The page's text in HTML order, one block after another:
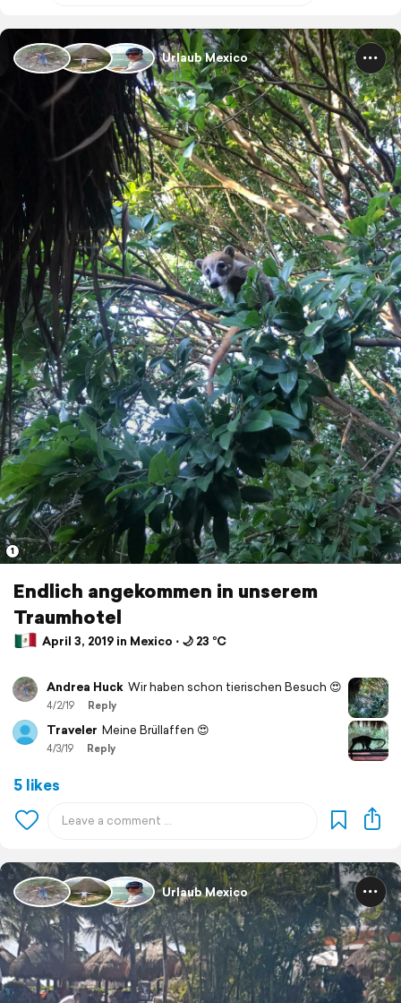
Urlaub Mexico
1
Endlich angekommen in unserem
Traumhotel
April 3, 2019 in Mexico ⋅ 🌙 23 °C
Andrea Huck Wir haben schon tierischen Besuch 😍
4/2/19 Reply
Traveler Meine Brüllaffen 😍
4/3/19 Reply
5 likes
Urlaub Mexico